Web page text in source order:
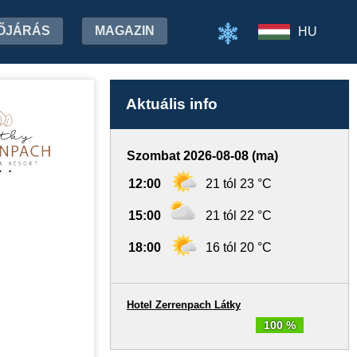
MAGAZIN HU
Aktuális info
Szombat 2026-08-08 (ma)
12:00 21 tól 23 °C
15:00 21 tól 22 °C
18:00 16 tól 20 °C
100 %
Hotel Zerrenpach Látky